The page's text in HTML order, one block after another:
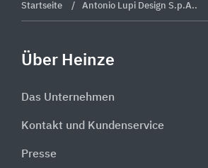
Startseite Antonio Lupi Design S.p.A..
Über Heinze
Das Unternehmen
Kontakt und Kundenservice
Presse